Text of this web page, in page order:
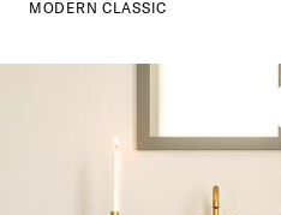
MODERN CLASSIC